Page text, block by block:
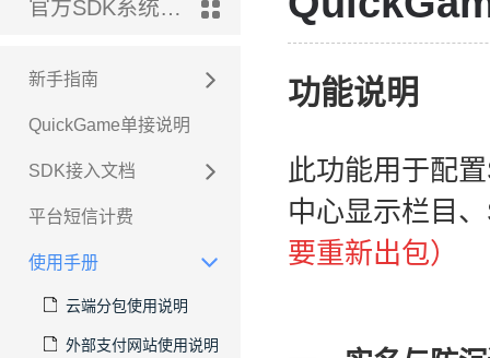
官方SDK系统-国内版
新手指南
QuickGame单接说明
SDK接入文档
平台短信计费
使用手册
云端分包使用说明
外部支付网站使用说明
功能说明
此功能用于配
中心显示栏目
要重新出包）